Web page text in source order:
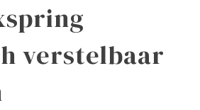
verstelbaar